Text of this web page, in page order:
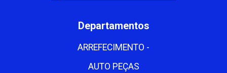
Departamentos
ARREFECIMENTO -
AUTO PEÇAS